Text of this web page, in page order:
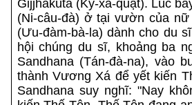
Gijjhakùta (Kỳ-xà-quật). Lúc
(Ni-câu-đà) ở tại vườn của nữ
(Ưu-đàm-bà-la) dành cho du
hội chúng du sĩ, khoảng ba
Sandhana (Tán-đà-na), vào
thành Vương Xá để yết kiến
Sandhana suy nghĩ: "Nay